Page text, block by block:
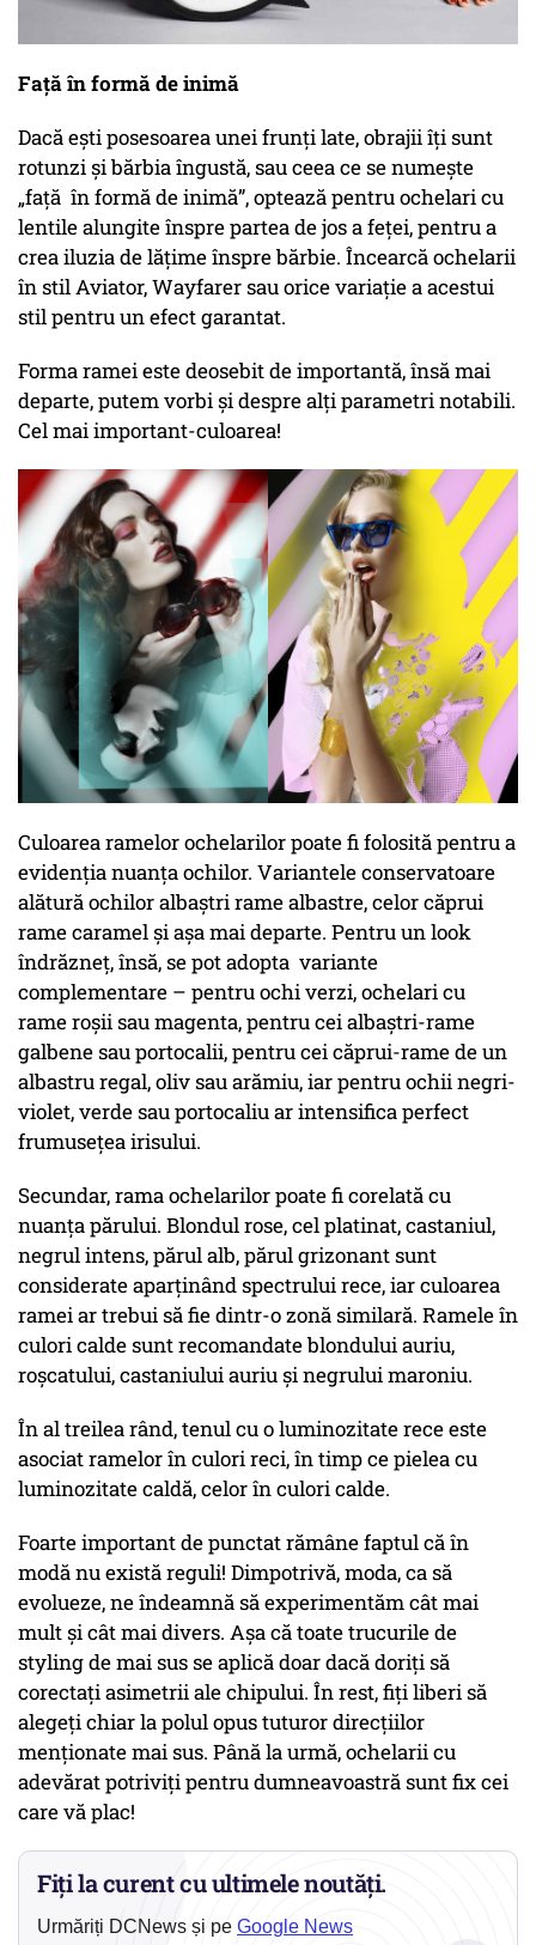
Față în formă de inimă
Dacă ești posesoarea unei frunți late, obrajii îți sunt
rotunzi și bărbia îngustă, sau ceea ce se numește
„față în formă de inimă”, optează pentru ochelari cu
lentile alungite înspre partea de jos a feței, pentru a
crea iluzia de lățime înspre bărbie. Încearcă ochelarii
în stil Aviator, Wayfarer sau orice variație a acestui
stil pentru un efect garantat.
Forma ramei este deosebit de importantă, însă mai
departe, putem vorbi și despre alți parametri notabili.
Cel mai important-culoarea!
Culoarea ramelor ochelarilor poate fi folosită pentru a
evidenția nuanța ochilor. Variantele conservatoare
alătură ochilor albaștri rame albastre, celor căprui
rame caramel și așa mai departe. Pentru un look
îndrăzneț, însă, se pot adopta variante
complementare – pentru ochi verzi, ochelari cu
rame roșii sau magenta, pentru cei albaștri-rame
galbene sau portocalii, pentru cei căprui-rame de un
albastru regal, oliv sau arămiu, iar pentru ochii negri-
violet, verde sau portocaliu ar intensifica perfect
frumusețea irisului.
Secundar, rama ochelarilor poate fi corelată cu
nuanța părului. Blondul rose, cel platinat, castaniul,
negrul intens, părul alb, părul grizonant sunt
considerate aparținând spectrului rece, iar culoarea
ramei ar trebui să fie dintr-o zonă similară. Ramele în
culori calde sunt recomandate blondului auriu,
roșcatului, castaniului auriu și negrului maroniu.
În al treilea rând, tenul cu o luminozitate rece este
asociat ramelor în culori reci, în timp ce pielea cu
luminozitate caldă, celor în culori calde.
Foarte important de punctat rămâne faptul că în
modă nu există reguli! Dimpotrivă, moda, ca să
evolueze, ne îndeamnă să experimentăm cât mai
mult și cât mai divers. Așa că toate trucurile de
styling de mai sus se aplică doar dacă doriți să
corectați asimetrii ale chipului. În rest, fiți liberi să
alegeți chiar la polul opus tuturor direcțiilor
menționate mai sus. Până la urmă, ochelarii cu
adevărat potriviți pentru dumneavoastră sunt fix cei
care vă plac!
Fiți la curent cu ultimele noutăți.
Urmăriți DCNews și pe Google News